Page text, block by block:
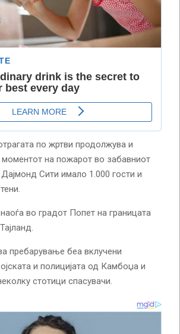
по жртви продолжува и
на пожарот во забавниот
Сити имало 1.000 гости и
во градот Попет на границата
пребарување беа вклучени
и полицијата од Камбоџа и
стотици спасувачи.